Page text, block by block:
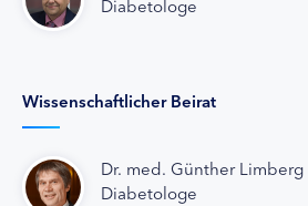
Diabetologe
Wissenschaftlicher Beirat
Dr. med. Günther Limberg
Diabetologe